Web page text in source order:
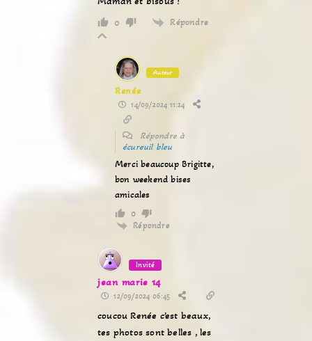
0 Répondre
Auteur
Renée
14/09/2024 11:24
Répondre à
écureuil bleu
Merci beaucoup Brigitte,
bon weekend bises
amicales
0
Répondre
Invité
jean marie 14
12/09/2024 06:45
coucou Renée c’est beaux,
tes photos sont belles , les